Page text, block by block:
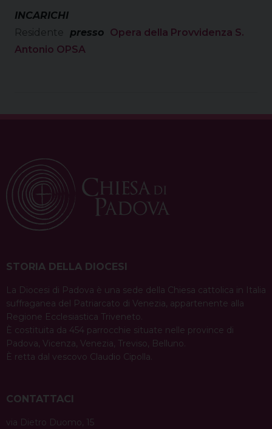
INCARICHI
Residente
presso Opera della Provvidenza S.
Antonio OPSA
STORIA DELLA DIOCESI
La Diocesi di Padova è una sede della Chiesa cattolica in Italia
suffraganea del Patriarcato di Venezia, appartenente alla
Regione Ecclesiastica Triveneto.
È costituita da 454 parrocchie situate nelle province di
Padova, Vicenza, Venezia, Treviso, Belluno.
È retta dal vescovo Claudio Cipolla.
CONTATTACI
via Dietro Duomo, 15